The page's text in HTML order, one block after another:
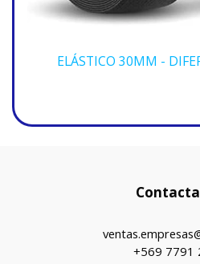
ELÁSTICO 30MM -
+569 7791